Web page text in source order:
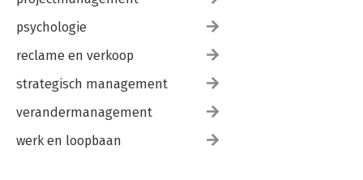
psychologie
reclame en verkoop
strategisch management
verandermanagement
werk en loopbaan